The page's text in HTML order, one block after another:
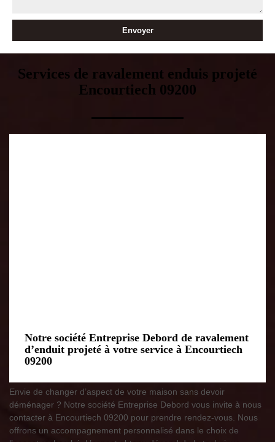
Services de ravalement enduis projeté
Encourtiech 09200
Notre société Entreprise Debord de ravalement
d’enduit projeté à votre service à Encourtiech
09200
Envie de changer d’aspect de votre maison sans devoir
déménager ? Notre société Entreprise Debord vous invite à nous
contacter à Encourtiech 09200 pour prendre rendez-vous. Nous
offrons un accompagnement personnalisé dans le choix de